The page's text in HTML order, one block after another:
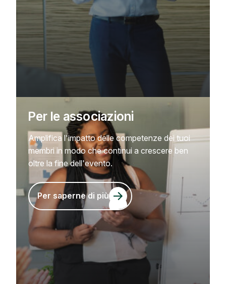
Per le associazioni
Amplifica l'impatto delle competenze dei tuoi
membri in modo che continui a crescere ben
oltre la fine dell'evento.
Per saperne di più